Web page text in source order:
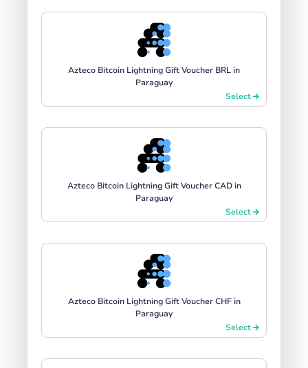
Azteco Bitcoin Lightning Gift Voucher BRL in
Paraguay
Select
Azteco Bitcoin Lightning Gift Voucher CAD in
Paraguay
Select
Azteco Bitcoin Lightning Gift Voucher CHF in
Paraguay
Select